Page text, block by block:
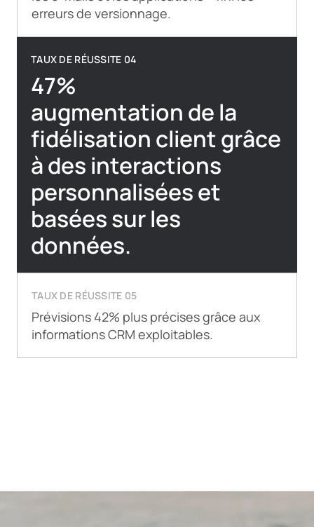
erreurs de versionnage.
TAUX DE RÉUSSITE 04
47%
augmentation de la
fidélisation client grâce
à des interactions
personnalisées et
basées sur les
données.
TAUX DE RÉUSSITE 05
Prévisions 42% plus précises grâce aux
informations CRM exploitables.